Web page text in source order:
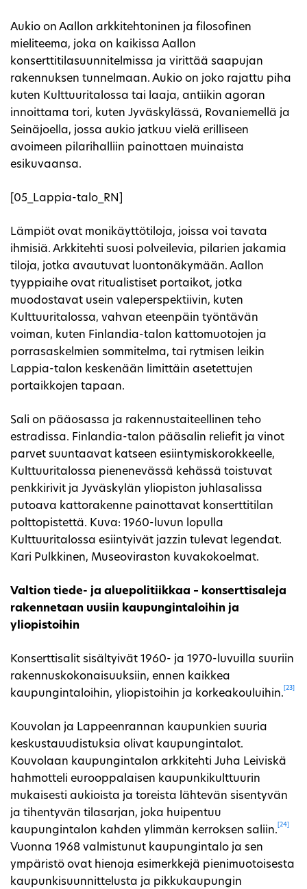
Aukio on Aallon arkkitehtoninen ja filosofinen
mieliteema, joka on kaikissa Aallon
konserttitilasuunnitelmissa ja virittää saapujan
rakennuksen tunnelmaan. Aukio on joko rajattu piha
kuten Kulttuuritalossa tai laaja, antiikin agoran
innoittama tori, kuten Jyväskylässä, Rovaniemellä ja
Seinäjoella, jossa aukio jatkuu vielä erilliseen
avoimeen pilarihalliin painottaen muinaista
esikuvaansa.
[05_Lappia-talo_RN]
Lämpiöt ovat monikäyttötiloja, joissa voi tavata
ihmisiä. Arkkitehti suosi polveilevia, pilarien jakamia
tiloja, jotka avautuvat luontonäkymään. Aallon
tyyppiaihe ovat ritualistiset portaikot, jotka
muodostavat usein valeperspektiivin, kuten
Kulttuuritalossa, vahvan eteenpäin työntävän
voiman, kuten Finlandia-talon kattomuotojen ja
porrasaskelmien sommitelma, tai rytmisen leikin
Lappia-talon keskenään limittäin asetettujen
portaikkojen tapaan.
Sali on pääosassa ja rakennustaiteellinen teho
estradissa. Finlandia-talon pääsalin reliefit ja vinot
parvet suuntaavat katseen esiintymiskorokkeelle,
Kulttuuritalossa pienenevässä kehässä toistuvat
penkkirivit ja Jyväskylän yliopiston juhlasalissa
putoava kattorakenne painottavat konserttitilan
polttopistettä. Kuva: 1960-luvun lopulla
Kulttuuritalossa esiintyivät jazzin tulevat legendat.
Kari Pulkkinen, Museoviraston kuvakokoelmat.
Valtion tiede- ja aluepolitiikkaa – konserttisaleja
rakennetaan uusiin kaupungintaloihin ja
yliopistoihin
Konserttisalit sisältyivät 1960- ja 1970-luvuilla suuriin
rakennuskokonaisuuksiin, ennen kaikkea
kaupungintaloihin, yliopistoihin ja korkeakouluihin.
[23]
Kouvolan ja Lappeenrannan kaupunkien suuria
keskustauudistuksia olivat kaupungintalot.
Kouvolaan kaupungintalon arkkitehti Juha Leiviskä
hahmotteli eurooppalaisen kaupunkikulttuurin
mukaisesti aukioista ja toreista lähtevän sisentyvän
ja tihentyvän tilasarjan, joka huipentuu
kaupungintalon kahden ylimmän kerroksen saliin.
[24]
Vuonna 1968 valmistunut kaupungintalo ja sen
ympäristö ovat hienoja esimerkkejä pienimuotoisesta
kaupunkisuunnittelusta ja pikkukaupungin